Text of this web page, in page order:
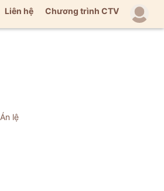
Liên hệ Chương trình CTV
Án lệ